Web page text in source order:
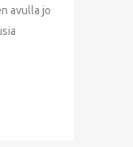
avulla jo